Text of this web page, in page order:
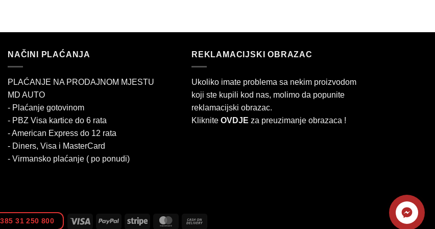
NAČINI PLAĆANJA
PLAĆANJE NA PRODAJNOM MJESTU
MD AUTO
- Plaćanje gotovinom
- PBZ Visa kartice do 6 rata
- American Express do 12 rata
- Diners, Visa i MasterCard
- Virmansko plaćanje ( po ponudi)
REKLAMACIJSKI OBRAZAC
Ukoliko imate problema sa nekim proizvodom
koji ste kupili kod nas, molimo da popunite
reklamacijski obrazac.
Kliknite OVDJE za preuzimanje obrazaca !
31 250 800 Visa PayPal Stripe MasterCard
Kontaktirajte
nas